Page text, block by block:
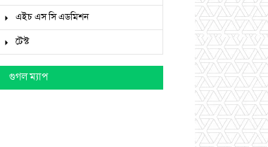
এইচ এস সি এডমিশন
টেস্ট
গুগল ম্যাপ